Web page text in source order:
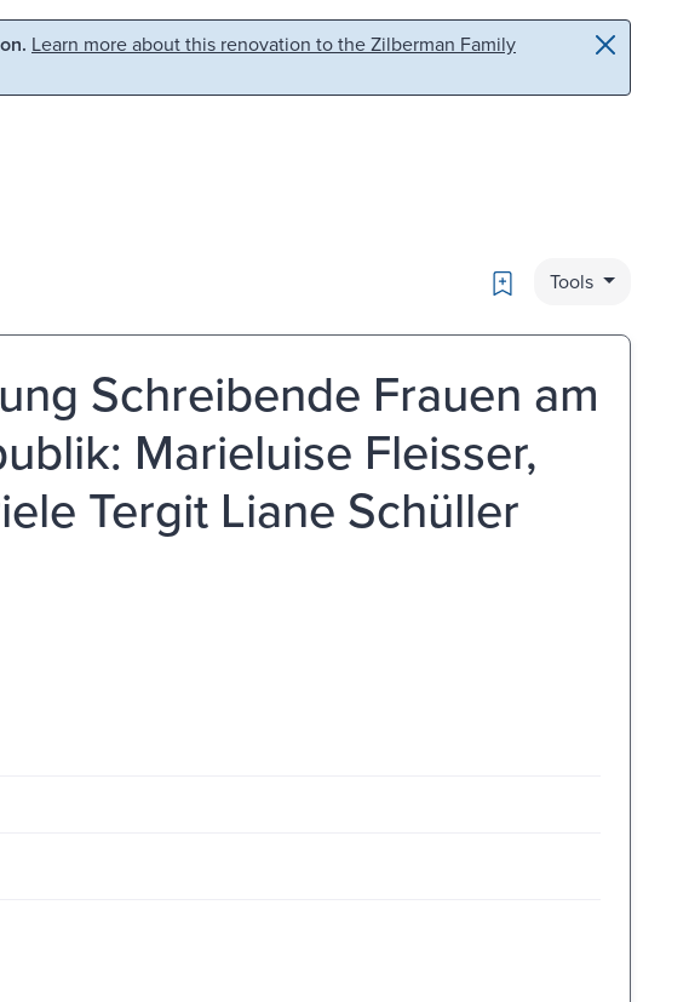
Learn more about this renovation to the Zilberman Family
Bookmark
Tools
Schreibende Frauen am
Marieluise Fleisser,
Tergit Liane Schüller